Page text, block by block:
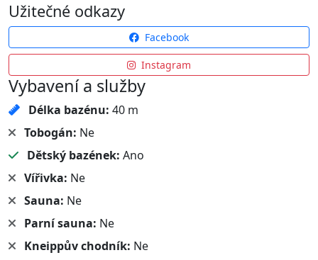
Užitečné odkazy
Facebook
Instagram
Vybavení a služby
Délka bazénu: 40 m
Tobogán: Ne
Dětský bazének: Ano
Vířivka: Ne
Sauna: Ne
Parní sauna: Ne
Kneippův chodník: Ne